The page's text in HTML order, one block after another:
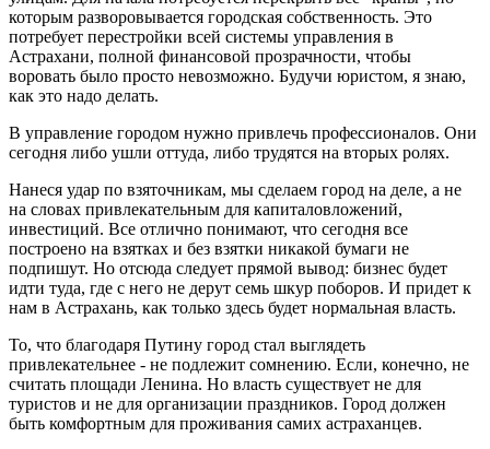
которым разворовывается городская собственность. Это
потребует перестройки всей системы управления в
Астрахани, полной финансовой прозрачности, чтобы
воровать было просто невозможно. Будучи юристом, я знаю,
как это надо делать.
В управление городом нужно привлечь профессионалов. Они
сегодня либо ушли оттуда, либо трудятся на вторых ролях.
Нанеся удар по взяточникам, мы сделаем город на деле, а не
на словах привлекательным для капиталовложений,
инвестиций. Все отлично понимают, что сегодня все
построено на взятках и без взятки никакой бумаги не
подпишут. Но отсюда следует прямой вывод: бизнес будет
идти туда, где с него не дерут семь шкур поборов. И придет к
нам в Астрахань, как только здесь будет нормальная власть.
То, что благодаря Путину город стал выглядеть
привлекательнее - не подлежит сомнению. Если, конечно, не
считать площади Ленина. Но власть существует не для
туристов и не для организации праздников. Город должен
быть комфортным для проживания самих астраханцев.